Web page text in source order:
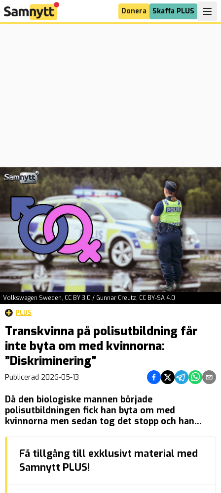
Donera Skaffa PLUS
Volkswagen Sweden, CC BY 3.0 / Gunnar Creutz, CC BY-SA 4.0
PLUS
Transkvinna på polisutbildning får
inte byta om med kvinnorna:
”Diskriminering”
Publicerad 2026-05-13 Dela på Facebook
Dela på Twitter
Dela på
Dela
Då den biologiske mannen började
polisutbildningen fick han byta om med
kvinnorna men sedan tog det stopp och han
könsidentitet. I anmälan till DO, som Samnytt
tagit del av, skriver mannen att han inte längre
fick byta om med sina kvinnliga klasskamrater
[…]
Få tillgång till exklusivt material med
Samnytt PLUS!